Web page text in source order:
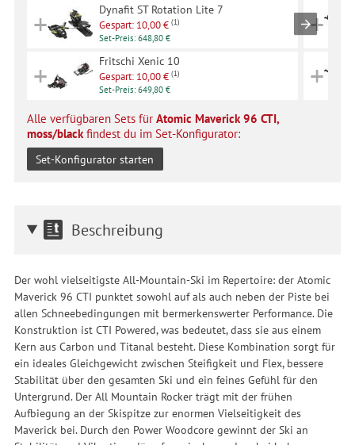
+ Dynafit ST Rotation Lite 7
Gespart: 10,00 € (1)
Set-Preis: 648,80 €
+ Fritschi Xenic 10
Gespart: 10,00 € (1)
Set-Preis: 649,80 €
+
+
Alle verfügbaren Sets für Atomic Maverick 96 CTI,
moss/blackfindest du im Set-Konfigurator:
Set-Konfigurator starten
Beschreibung
Der wohl vielseitigste All-Mountain-Ski im Repertoire: der Atomic
Maverick 96 CTI punktet sowohl auf als auch neben der Piste bei
allen Schneebedingungen mit bermerkenswerter Performance. Die
Konstruktion ist CTI Powered, was bedeutet, dass sie aus einem
Kern aus Carbon und Titanal besteht. Diese Kombination sorgt für
ein ideales Gleichgewicht zwischen Steifigkeit und Flex, bessere
Stabilität über den gesamten Ski und ein feines Gefühl für den
Untergrund. Der All Mountain Rocker trägt mit der frühen
Aufbiegung an der Skispitze zur enormen Vielseitigkeit des
Maverick bei. Durch den Power Woodcore gewinnt der Ski an